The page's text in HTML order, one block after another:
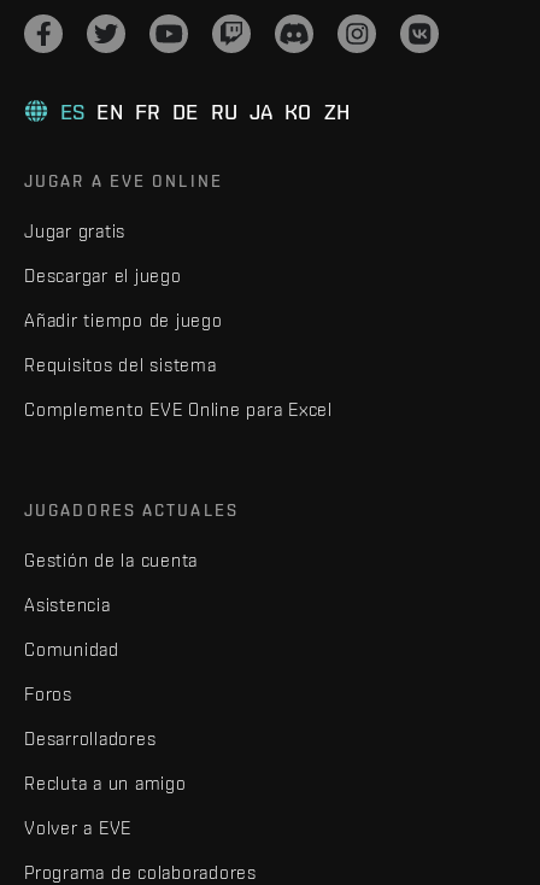
ES EN FR DE RU JA KO ZH
JUGAR A EVE ONLINE
Jugar gratis
Descargar el juego
Añadir tiempo de juego
Requisitos del sistema
Complemento EVE Online para Excel
JUGADORES ACTUALES
Gestión de la cuenta
Asistencia
Comunidad
Foros
Desarrolladores
Recluta a un amigo
Volver a EVE
Programa de colaboradores